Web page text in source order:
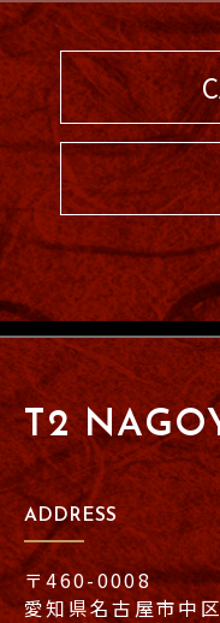
T2
ADDRESS
〒460-0008
愛知県名古屋市中